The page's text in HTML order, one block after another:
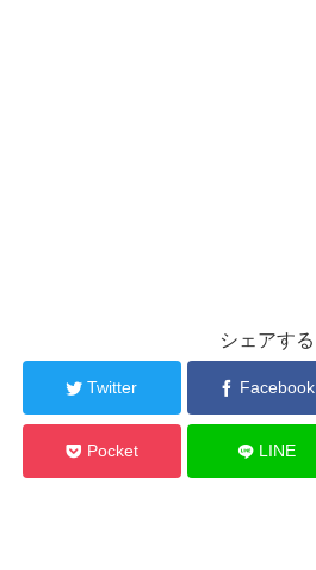
シェアする
Twitter Facebook
Pocket LINE